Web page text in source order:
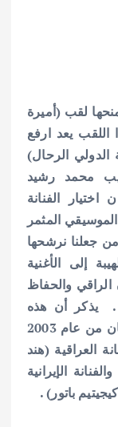
لقب (أميرة
الدولية) لعام 2016 وهذا اللقب يعد ارفع
الدولي الرحال)
محمد رشيد
الفنانة
المثمر
من جعلنا نرشحها
إلى الأغنية
الراقي والحفاظ
. يذكر أن هذه
الجائزة منحت على مدى سنوات المهرجان من عام 2003
هي الفنانة العراقية (هند
الإيرانية
باتور) .